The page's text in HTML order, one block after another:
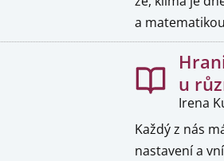
a
u
Irena
Každý z nás
nastavení a